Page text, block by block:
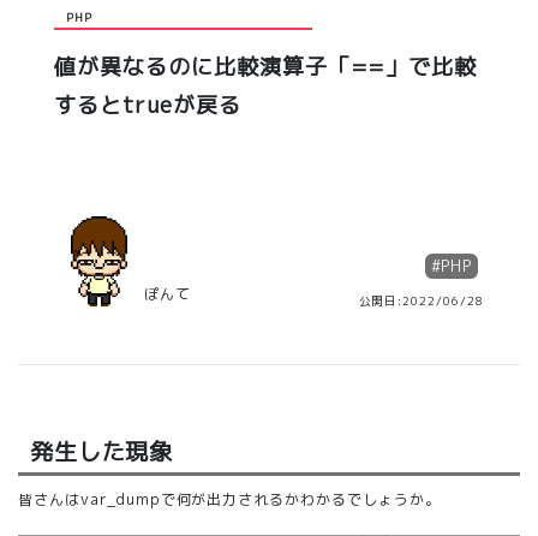
PHP
値が異なるのに比較演算子「==」で比較
するとtrueが戻る
ぽんて
#PHP
公開日:2022/06/28
発生した現象
皆さんはvar_dumpで何が出力されるかわかるでしょうか。